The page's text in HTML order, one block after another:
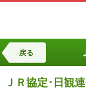
戻る
ＪＲ協定･日観